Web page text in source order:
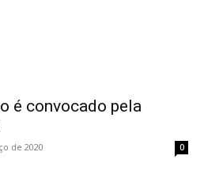
é convocado pela
de 2020 0